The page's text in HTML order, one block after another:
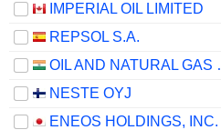
IMPERIAL OIL LIMITED
REPSOL S.A.
OIL
NESTE OYJ
ENEOS HOLDINGS, INC.